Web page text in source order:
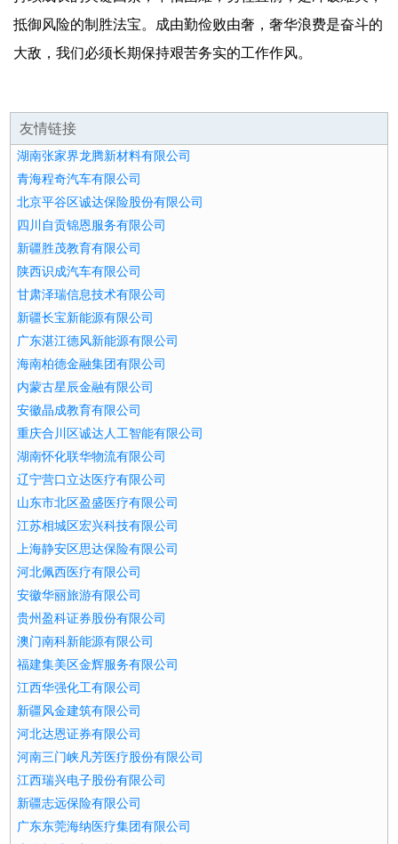
抵御风险的制胜法宝。成由勤俭败由奢，奢华浪费是奋斗的
大敌，我们必须长期保持艰苦务实的工作作风。
友情链接
湖南张家界龙腾新材料有限公司
青海程奇汽车有限公司
北京平谷区诚达保险股份有限公司
四川自贡锦恩服务有限公司
新疆胜茂教育有限公司
陕西识成汽车有限公司
甘肃泽瑞信息技术有限公司
新疆长宝新能源有限公司
广东湛江德风新能源有限公司
海南柏德金融集团有限公司
内蒙古星辰金融有限公司
安徽晶成教育有限公司
重庆合川区诚达人工智能有限公司
湖南怀化联华物流有限公司
辽宁营口立达医疗有限公司
山东市北区盈盛医疗有限公司
江苏相城区宏兴科技有限公司
上海静安区思达保险有限公司
河北佩西医疗有限公司
安徽华丽旅游有限公司
贵州盈科证券股份有限公司
澳门南科新能源有限公司
福建集美区金辉服务有限公司
江西华强化工有限公司
新疆风金建筑有限公司
河北达恩证券有限公司
河南三门峡凡芳医疗股份有限公司
江西瑞兴电子股份有限公司
新疆志远保险有限公司
广东东莞海纳医疗集团有限公司